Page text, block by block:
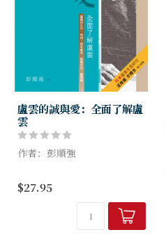
盧雲的誠與愛：全面了解盧
雲
作者：彭順強
書，深入地剖析盧雲的思想世
界，使讀者能對盧雲有一個全
面透徹的理解，能在欣賞盧雲
的著作時，領悟到著作中的屬
$27.95